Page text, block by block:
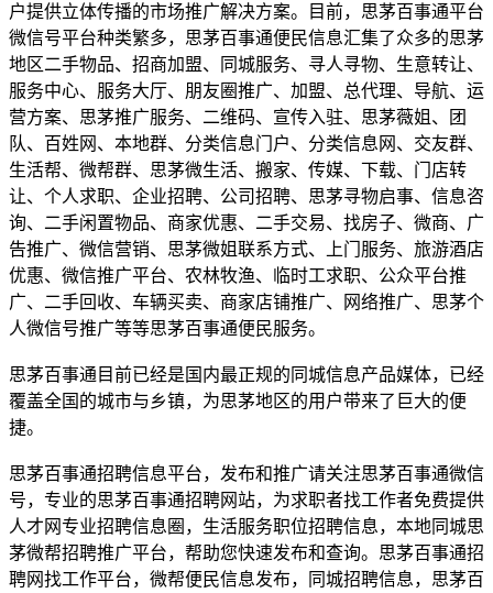
户提供立体传播的市场推广解决方案。目前，思茅百事通平台
微信号平台种类繁多，思茅百事通便民信息汇集了众多的思茅
地区二手物品、招商加盟、同城服务、寻人寻物、生意转让、
服务中心、服务大厅、朋友圈推广、加盟、总代理、导航、运
营方案、思茅推广服务、二维码、宣传入驻、思茅薇姐、团
队、百姓网、本地群、分类信息门户、分类信息网、交友群、
生活帮、微帮群、思茅微生活、搬家、传媒、下载、门店转
让、个人求职、企业招聘、公司招聘、思茅寻物启事、信息咨
询、二手闲置物品、商家优惠、二手交易、找房子、微商、广
告推广、微信营销、思茅微姐联系方式、上门服务、旅游酒店
优惠、微信推广平台、农林牧渔、临时工求职、公众平台推
广、二手回收、车辆买卖、商家店铺推广、网络推广、思茅个
人微信号推广等等思茅百事通便民服务。
思茅百事通目前已经是国内最正规的同城信息产品媒体，已经
覆盖全国的城市与乡镇，为思茅地区的用户带来了巨大的便
捷。
思茅百事通招聘信息平台，发布和推广请关注思茅百事通微信
号，专业的思茅百事通招聘网站，为求职者找工作者免费提供
人才网专业招聘信息圈，生活服务职位招聘信息，本地同城思
茅微帮招聘推广平台，帮助您快速发布和查询。思茅百事通招
聘网找工作平台，微帮便民信息发布，同城招聘信息，思茅百